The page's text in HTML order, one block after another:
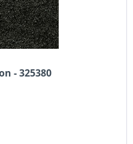
- 325380